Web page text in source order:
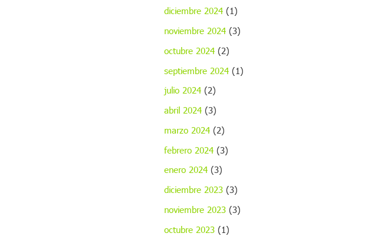
diciembre 2024 (1)
noviembre 2024 (3)
octubre 2024 (2)
septiembre 2024 (1)
julio 2024 (2)
abril 2024 (3)
marzo 2024 (2)
febrero 2024 (3)
enero 2024 (3)
diciembre 2023 (3)
noviembre 2023 (3)
octubre 2023 (1)